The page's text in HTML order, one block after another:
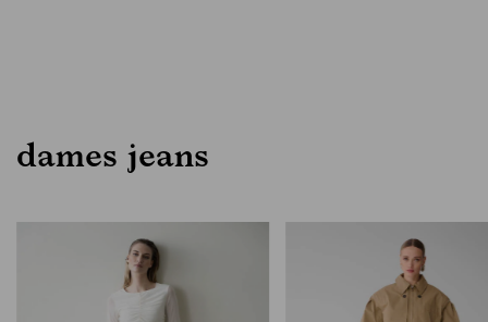
dames jeans